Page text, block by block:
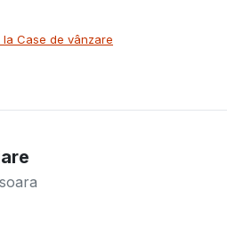
la Case de vânzare